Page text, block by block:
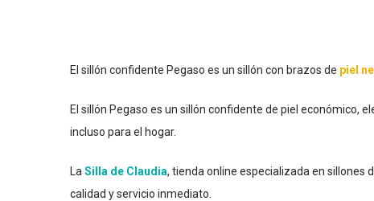
El sillón confidente Pegaso es un sillón con brazos de piel
El sillón Pegaso es un sillón confidente de piel económico,
incluso para el hogar.
La Silla de Claudia, tienda online especializada en sillones
calidad y servicio inmediato.